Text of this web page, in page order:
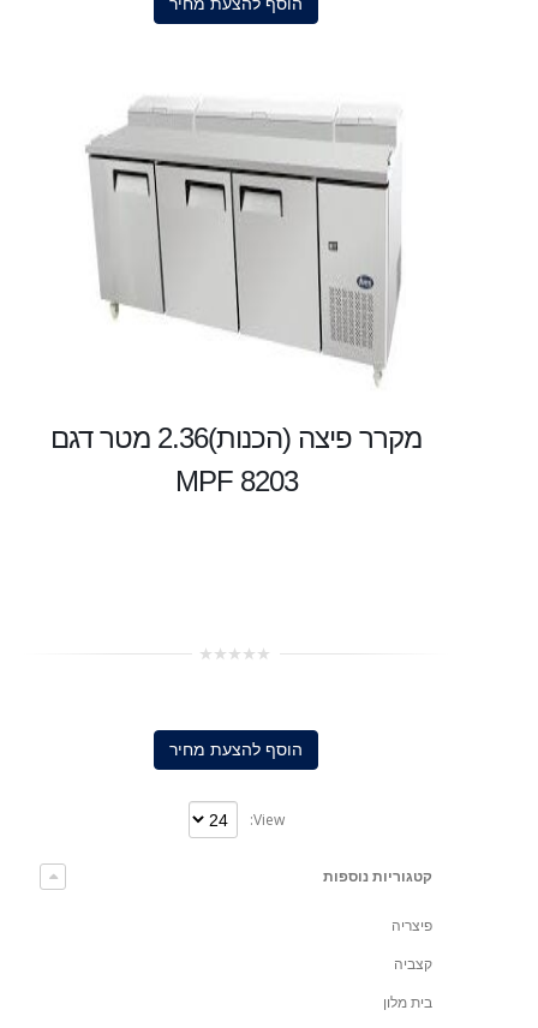
מקרר פיצה (הכנות)2.36 מטר דגם
MPF 8203
הוסף להצעת מחיר
View:
קטגוריות נוספות
פיצריה
קצביה
בית מלון